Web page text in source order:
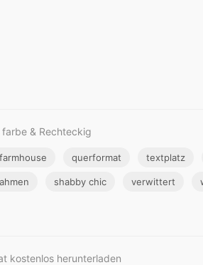
& Rechteckig
farmhouse querformat textplatz
shabby chic verwittert
kostenlos herunterladen